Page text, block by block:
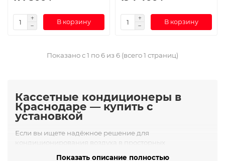
В корзину В корзину
Показано с 1 по 6 из 6 (всего 1 страниц)
Кассетные кондиционеры в
Краснодаре — купить с
установкой
Если вы ищете надёжное решение для
кондиционирования воздуха в просторных
Показать описание полностью